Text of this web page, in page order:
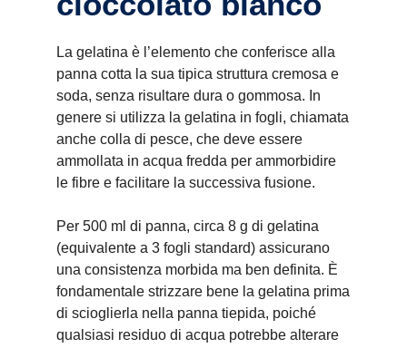
La gelatina è l’elemento che conferisce alla
panna cotta la sua tipica struttura cremosa e
soda, senza risultare dura o gommosa. In
genere si utilizza la gelatina in fogli, chiamata
anche colla di pesce, che deve essere
ammollata in acqua fredda per ammorbidire
le fibre e facilitare la successiva fusione.
Per 500 ml di panna, circa 8 g di gelatina
(equivalente a 3 fogli standard) assicurano
una consistenza morbida ma ben definita. È
fondamentale strizzare bene la gelatina prima
di scioglierla nella panna tiepida, poiché
qualsiasi residuo di acqua potrebbe alterare